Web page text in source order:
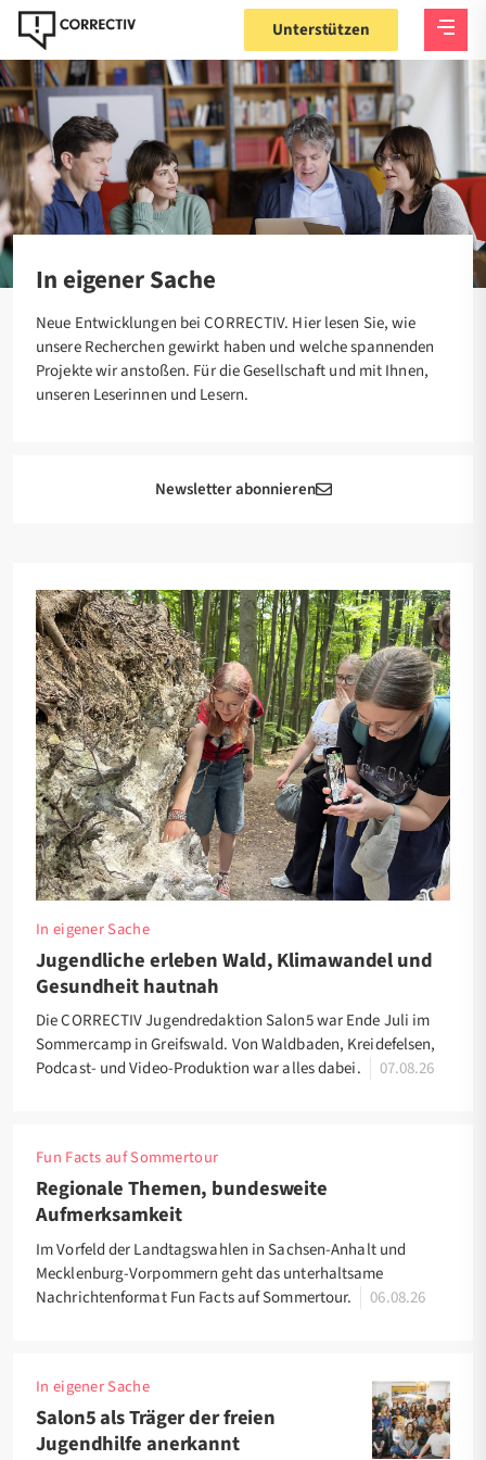
Unterstützen
Startseite Themen In eigener Sache
In eigener Sache
Neue Entwicklungen bei CORRECTIV. Hier lesen Sie, wie
unsere Recherchen gewirkt haben und welche spannenden
Projekte wir anstoßen. Für die Gesellschaft und mit Ihnen,
unseren Leserinnen und Lesern.
Newsletter abonnieren
In eigener Sache
Jugendliche erleben Wald, Klimawandel und
Gesundheit hautnah
Die CORRECTIV Jugendredaktion Salon5 war Ende Juli im
Sommercamp in Greifswald. Von Waldbaden, Kreidefelsen,
Podcast- und Video-Produktion war alles dabei.
07.08.26
Fun Facts auf Sommertour
Regionale Themen, bundesweite
Aufmerksamkeit
Im Vorfeld der Landtagswahlen in Sachsen-Anhalt und
Mecklenburg-Vorpommern geht das unterhaltsame
Nachrichtenformat Fun Facts auf Sommertour.
06.08.26
In eigener Sache
Salon5 als Träger der freien
Jugendhilfe anerkannt